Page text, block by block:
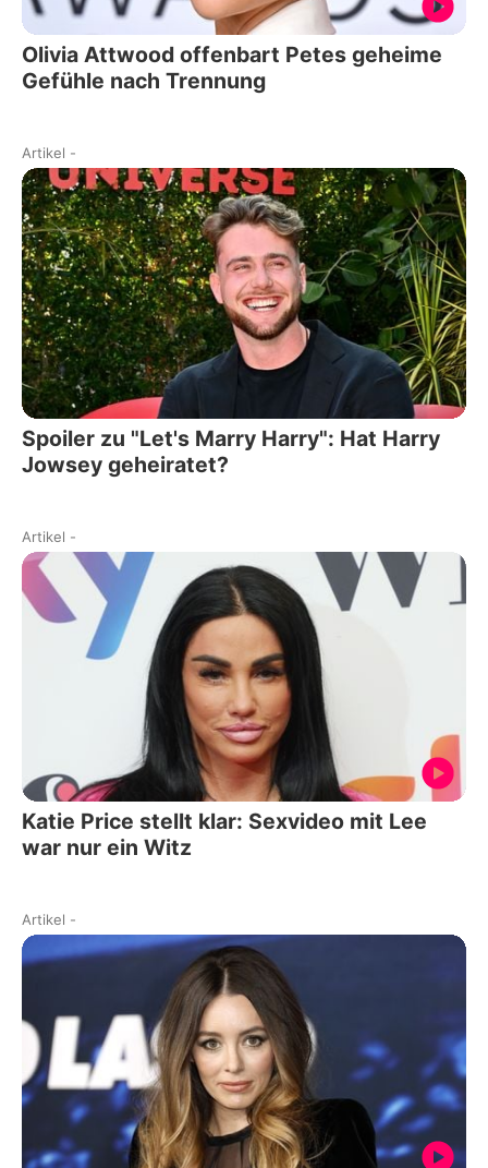
Olivia Attwood offenbart Petes geheime
Gefühle nach Trennung
Artikel -
Spoiler zu "Let's Marry Harry": Hat Harry
Jowsey geheiratet?
Artikel -
Katie Price stellt klar: Sexvideo mit Lee
war nur ein Witz
Artikel -